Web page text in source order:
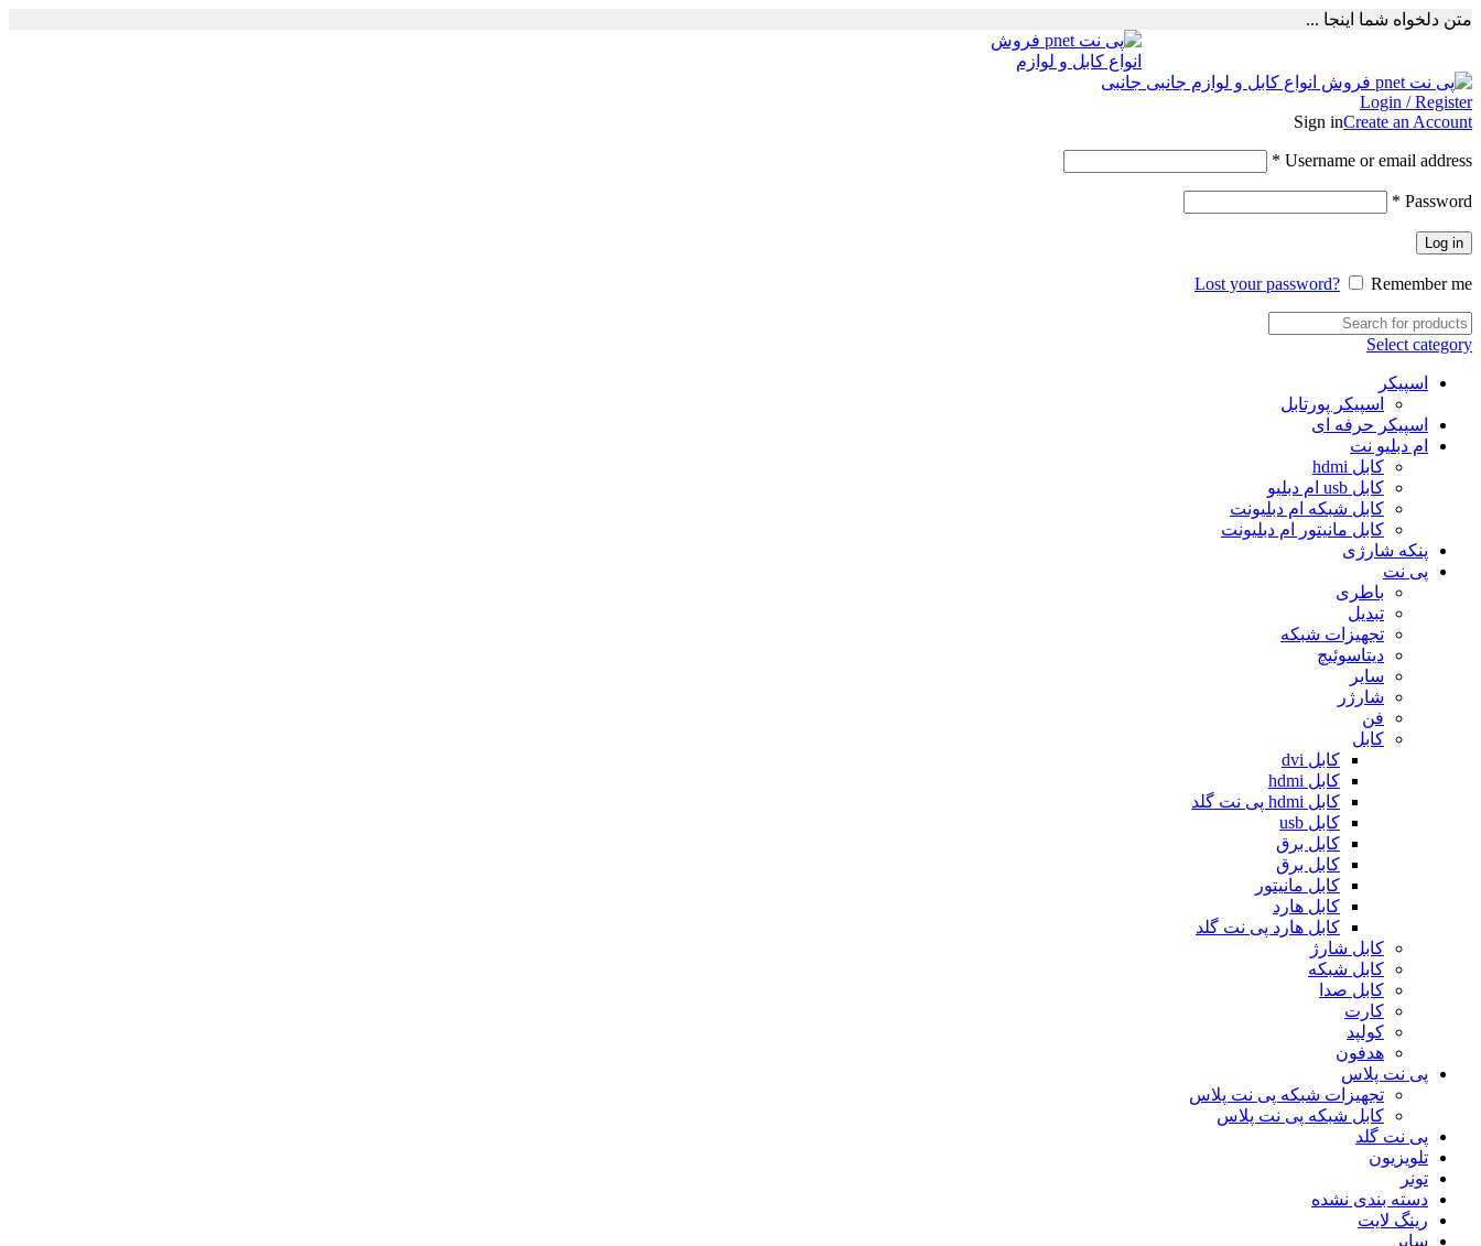
متن دلخواه شما اینجا ...
Login / Register
Sign inCreate an Account
Username or email address
*
Password
*
Log in
Lost your password? Remember me
Select category
اسپیکر
اسپیکر پورتابل
اسپیکر حرفه ای
ام دبلیو نت
کابل hdmi
کابل usb ام دبلیو
کابل شبکه ام دبلیونت
کابل مانیتور ام دبلیونت
پنکه شارژی
پی نت
باطری
تبدیل
تجهیزات شبکه
دیتاسوئیچ
سایر
شارژر
فن
کابل
کابل dvi
کابل hdmi
کابل hdmi پی نت گلد
کابل usb
کابل برق
کابل برق
کابل مانیتور
کابل هارد
کابل هارد پی نت گلد
کابل شارژ
کابل شبکه
کابل صدا
کارت
کولپد
هدفون
پی نت پلاس
تجهیزات شبکه پی نت پلاس
کابل شبکه پی نت پلاس
پی نت گلد
تلویزیون
تونر
دسته بندی نشده
رینگ لایت
سایر